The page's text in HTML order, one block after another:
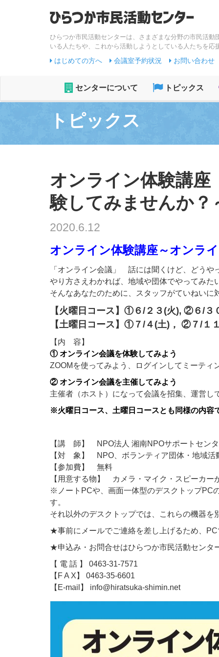
ひらつか市民活動センターは、さまざまな分野の市民活動
いる人たちや、これから活動しようとしている人たちを応
はじめての方へ 会議室予約状況 お問い合わせ
センターについて トピックス
トピックス
オンライン体験講
験してみませんか？
2020.6.12
オンライン体験講座～オンラ
「オンライン会議」 話には聞くけど、どうや
やり方さえわかれば、地域や団体でやってみた
そんなあなたのために、スタッフがていねいに
【火曜日コース】①６/２３(火), ②６/３
【土曜日コース】①７/４(土)， ②７/１
【内 容】
① オンライン会議を体験してみよう
ZOOMを使ってみよう、ログインしてミーティ
② オンライン会議を主催してみよう
主催者（ホスト）になって会議を招集、運営し
※火曜日コース、土曜日コースとも同様の内容
【講 師】 NPO法人 湘南NPOサポートセン
【対 象】 NPO、ボランティア団体・地域活
【参加費】 無料
【用意する物】 カメラ・マイク・スピーカー
※ノートPCや、画面一体型のデスクトップPC
す。
それ以外のデスクトップでは、これらの機器を
★事前にメールでご連絡を差し上げるため、
★申込み・お問合せはひらつか市民活動センタ
【 電 話 】 0463-31-7571
【F A X】 0463-35-6601
【E-mail】 info@hiratsuka-shimin.net